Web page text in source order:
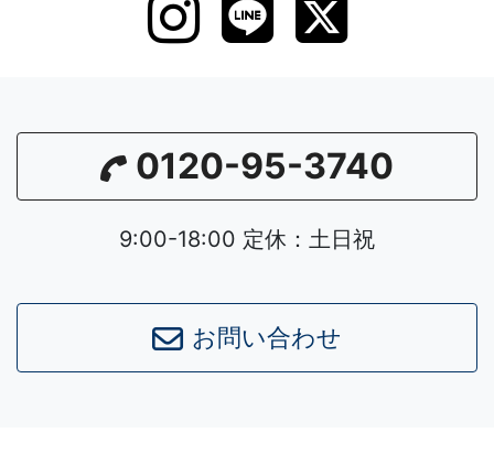
0120-95-3740
9:00-18:00 定休：土日祝
お問い合わせ